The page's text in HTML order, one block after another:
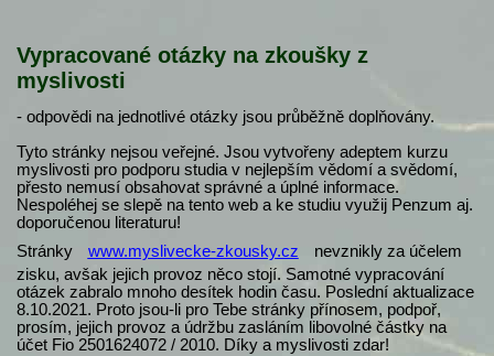
Vypracované otázky na zkoušky z
myslivosti
- odpovědi na jednotlivé otázky jsou průběžně doplňovány.
Tyto stránky nejsou veřejné. Jsou vytvořeny adeptem kurzu
myslivosti pro podporu studia v nejlepším vědomí a svědomí,
přesto nemusí obsahovat správné a úplné informace.
Nespoléhej se slepě na tento web a ke studiu využij Penzum aj.
doporučenou literaturu!
Stránky
www.myslivecke-zkousky.cz
nevznikly za účelem
zisku, avšak jejich provoz něco stojí. Samotné vypracování
otázek zabralo mnoho desítek hodin času. Poslední aktualizace
8.10.2021. Proto jsou-li pro Tebe stránky přínosem, podpoř,
prosím, jejich provoz a údržbu zasláním libovolné částky na
účet Fio 2501624072 / 2010. Díky a myslivosti zdar!